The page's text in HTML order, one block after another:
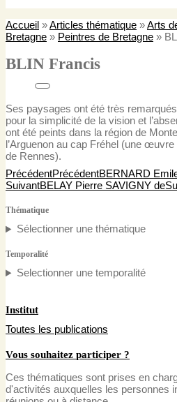
Accueil »Articles thématique »Arts
Bretagne » Peintres de Bretagne »
BLIN Francis
Ses paysages ont été très
pour la simplicité de la vision et
ont été peints dans la région de
l’Arguenon au cap Fréhel (une
de Rennes).
PrécédentPrécédentBERNARD
SuivantBELAY Pierre SAVIGNY de
Thématique
Sélectionner une thématique
Temporalité
Selectionner une temporalité
Institut
Toutes les publications
Vous souhaitez participer ?
Ces thématiques sont prises en
d'activités auxquelles les personnes